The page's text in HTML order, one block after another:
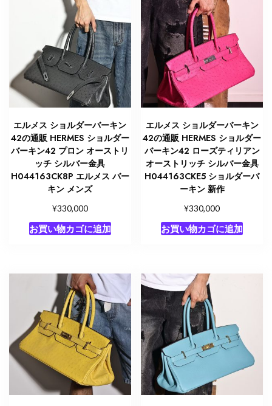
エルメス ショルダーバーキン
42の通販 HERMES ショルダー
バーキン42 プロン オーストリ
ッチ シルバー金具
H044163CK8P エルメス バー
キン メンズ
¥330,000
お買い物カゴに追加
エルメス ショルダーバーキン
42の通販 HERMES ショルダー
バーキン42 ローズティリアン
オーストリッチ シルバー金具
H044163CKE5 ショルダーバ
ーキン 新作
¥330,000
お買い物カゴに追加